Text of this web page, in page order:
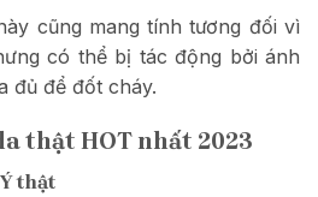
cũng mang tính tương đối vì
có thể bị tác động bởi ánh
đủ để đốt cháy.
thật HOT nhất 2023
thật